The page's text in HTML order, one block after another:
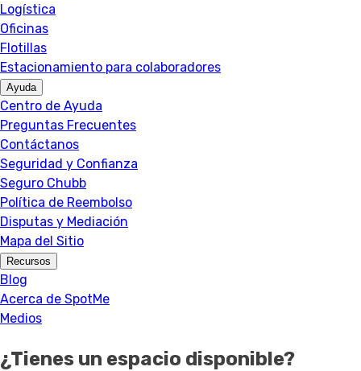
Logística
Oficinas
Flotillas
Estacionamiento para colaboradores
Ayuda
Centro de Ayuda
Preguntas Frecuentes
Contáctanos
Seguridad y Confianza
Seguro Chubb
Política de Reembolso
Disputas y Mediación
Mapa del Sitio
Recursos
Blog
Acerca de SpotMe
Medios
¿Tienes un espacio disponible?